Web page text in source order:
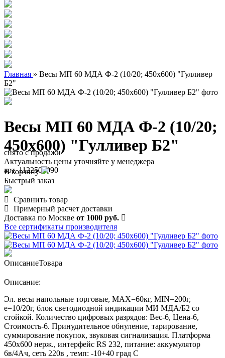
Главная » Весы МП 60 МДА Ф-2 (10/20; 450х600) "Гулливер
Б2"
Весы МП 60 МДА Ф-2 (10/20;
450х600) "Гулливер Б2"
арт. 1122500090
снято с продажи
Актуальность цены уточняйте у менеджера
В корзину
Быстрый заказ
Сравнить товар
Примерный расчет доставки
Доставка по Москве от 1000 руб.
Все сертификаты производителя
ОписаниеТовара
Описание:
Эл. весы напольные торговые, МАХ=60кг, MIN=200г,
e=10/20г, блок светодиодной индикации МИ МДА/Б2 со
стойкой. Количество цифровых разрядов: Вес-6, Цена-6,
Стоимость-6. Принудительное обнуление, тарирование,
суммирование покупок, звуковая сигнализация. Платформа
450х600 нерж., интерфейс RS 232, питание: аккумулятор
6в/4Ач, сеть 220в , темп: -10+40 град С